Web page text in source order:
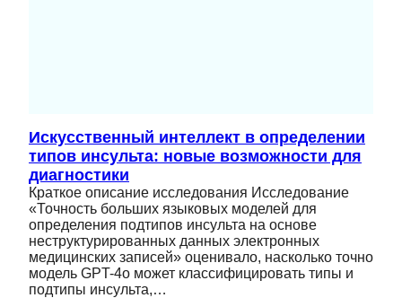
Искусственный интеллект в определении
типов инсульта: новые возможности для
диагностики
Краткое описание исследования Исследование
«Точность больших языковых моделей для
определения подтипов инсульта на основе
неструктурированных данных электронных
медицинских записей» оценивало, насколько точно
модель GPT-4o может классифицировать типы и
подтипы инсульта,…